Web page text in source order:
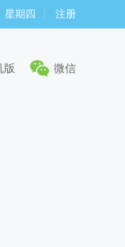
星期四 注册
版 微信